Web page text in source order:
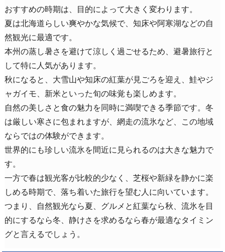
おすすめの時期は、目的によって大きく変わります。
夏は北海道らしい爽やかな気候で、知床や阿寒湖などの自
然観光に最適です。
本州の蒸し暑さを避けて涼しく過ごせるため、避暑旅行と
して特に人気があります。
秋になると、大雪山や知床の紅葉が見ごろを迎え、鮭やジ
ャガイモ、新米といった旬の味覚も楽しめます。
自然の美しさと食の魅力を同時に満喫できる季節です。冬
は厳しい寒さに包まれますが、網走の流氷など、この地域
ならではの体験ができます。
世界的にも珍しい流氷を間近に見られるのは大きな魅力で
す。
一方で春は観光客が比較的少なく、芝桜や新緑を静かに楽
しめる時期で、落ち着いた旅行を望む人に向いています。
つまり、自然観光なら夏、グルメと紅葉なら秋、流氷を目
的にするなら冬、静けさを求めるなら春が最適なタイミン
グと言えるでしょう。